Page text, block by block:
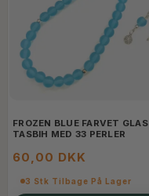
FROZEN BLUE FARVET GLAS
TASBIH MED 33 PERLER
60,00 DKK
3 Stk Tilbage På Lager